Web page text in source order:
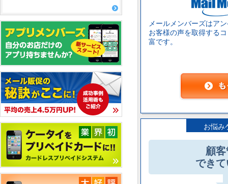
メールメンバーズはア
お客様の声を取得する
富です。
お悩み
顧
でき